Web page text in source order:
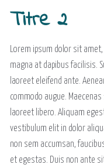
Titre 2
Lorem ipsum dolor sit
magna at dapibus facilisis.
laoreet eleifend ante.
commodo augue.
laoreet libero. Aliquam
vestibulum elit in dolor
non sem accumsan,
et egestas. Duis non ante